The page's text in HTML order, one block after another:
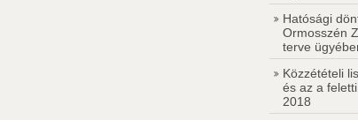
Hatósági
Ormosszén
terve
Közzétételi
és az a
2018